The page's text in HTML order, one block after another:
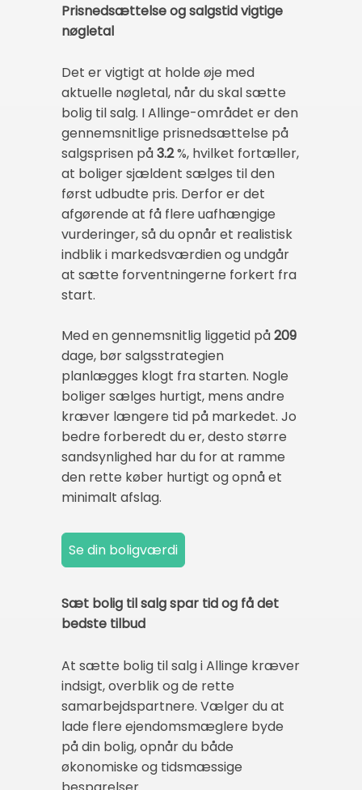
Prisnedsættelse og salgstid vigtige
nøgletal
Det er vigtigt at holde øje med
aktuelle nøgletal, når du skal sætte
bolig til salg. I Allinge-området er den
gennemsnitlige prisnedsættelse på
salgsprisen på3.2%, hvilket fortæller,
at boliger sjældent sælges til den
først udbudte pris. Derfor er det
afgørende at få flere uafhængige
vurderinger, så du opnår et realistisk
indblik i markedsværdien og undgår
at sætte forventningerne forkert fra
start.
Med en gennemsnitlig liggetid på209
dage, bør salgsstrategien
planlægges klogt fra starten. Nogle
boliger sælges hurtigt, mens andre
kræver længere tid på markedet. Jo
bedre forberedt du er, desto større
sandsynlighed har du for at ramme
den rette køber hurtigt og opnå et
minimalt afslag.
Sæt bolig til salg spar tid og få det
bedste tilbud
At sætte bolig til salg i Allinge kræver
indsigt, overblik og de rette
samarbejdspartnere. Vælger du at
lade flere ejendomsmæglere byde
på din bolig, opnår du både
økonomiske og tidsmæssige